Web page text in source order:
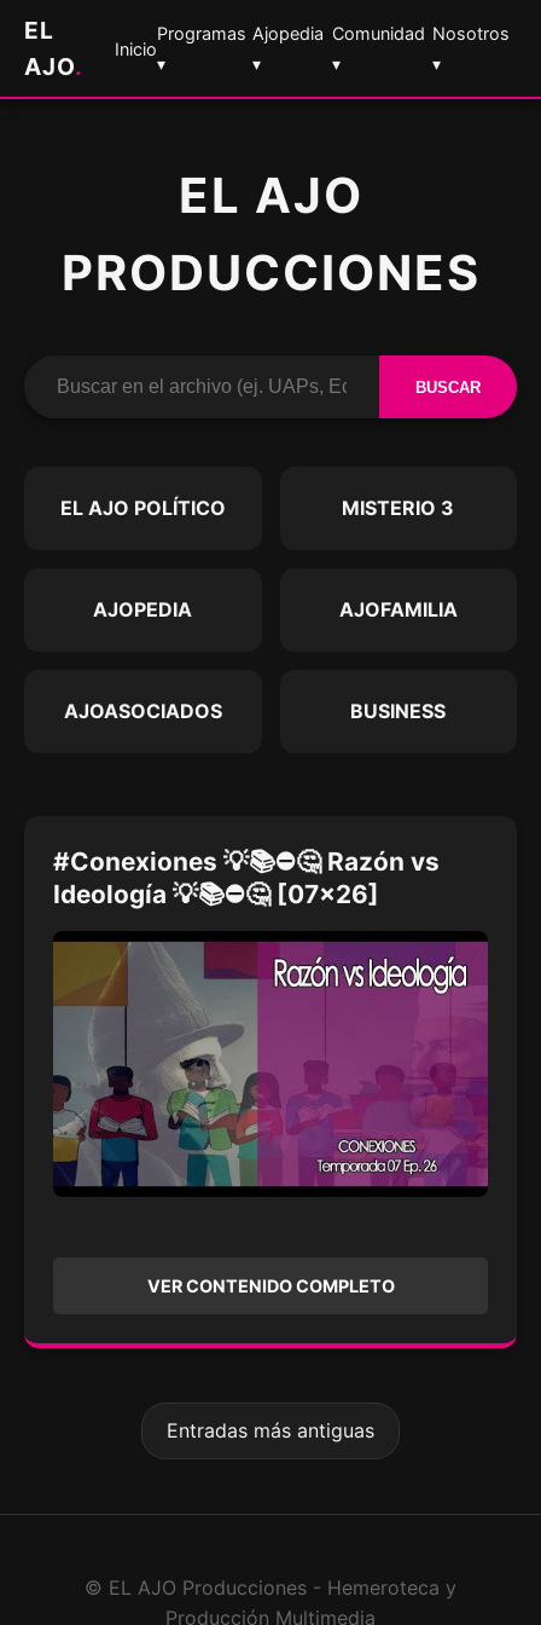
EL
AJO.
Inicio
Programas
▾
Ajopedia
▾
Comunidad
▾
Nosotros
▾
EL AJO
PRODUCCIONES
BUSCAR
EL AJO POLÍTICO MISTERIO 3
AJOPEDIA AJOFAMILIA
AJOASOCIADOS BUSINESS
#Conexiones 💡📚⛔🤔 Razón vs
Ideología 💡📚⛔🤔 [07x26]
VER CONTENIDO COMPLETO
Entradas más antiguas
© EL AJO Producciones - Hemeroteca y
Producción Multimedia